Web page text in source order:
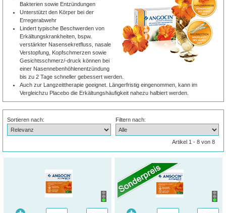
Bakterien sowie Entzündungen
Unterstützt den Körper bei der
Erregerabwehr
Lindert typische Beschwerden von
Erkältungskrankheiten, bspw.
verstärkter Nasensekretfluss, nasale
Verstopfung, Kopfschmerzen sowie
Gesichtsschmerz/-druck können bei
einer Nasennebenhöhlenentzündung
bis zu 2 Tage schneller gebessert werden.
Auch zur Langzeittherapie geeignet. Längerfristig eingenommen, kann im
Vergleichzu Placebo die Erkältungshäufigkeit nahezu halbiert werden.
Sortieren nach: Filtern nach:
Artikel 1 - 8 von 8